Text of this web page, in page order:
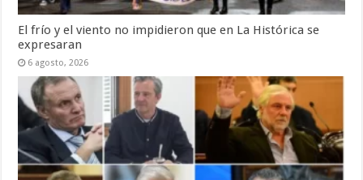
El frío y el viento no impidieron que en La Histórica se
expresaran
6 agosto, 2026